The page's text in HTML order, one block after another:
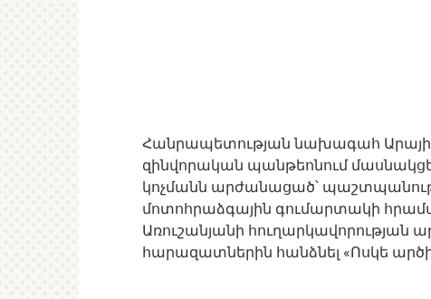
Հանրապետության նախագահ Արայիկ
զինվորական պանթեոնում
կոչմանն արժանացած՝
մոտոհրաձգային գումարտակի
Առուշանյանի հուղարկավորության
հարազատներին հանձնել «Ոսկե